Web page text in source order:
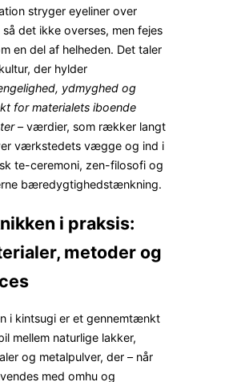
stryger eyeliner over
så det ikke overses, men fejes
en del af helheden. Det taler
der hylder
ydmyghed og
for materialets iboende
– værdier, som rækker langt
værkstedets vægge og ind i
te-ceremoni, zen-filosofi og
bæredygtighedstænkning.
i praksis:
metoder og
i kintsugi er et gennemtænkt
mellem naturlige lakker,
og metalpulver, der – når
med omhu og